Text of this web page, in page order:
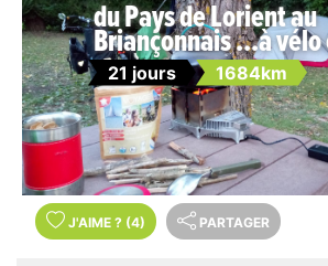
du Pays de Lorient au
Briançonnais ...à vélo
21 jours 1684km
J'AIME ? (4) PARTAGER